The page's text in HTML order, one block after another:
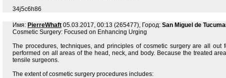
34j5c6h86
Имя: PierreWhaft 05.03.2017, 00:13 (265477), Город: San Miguel de
Cosmetic Surgery: Focused on Enhancing Urging
The procedures, techniques, and principles of cosmetic surgery are all
performed on all areas of the head, neck, and body. Because the treated
tensile surgeons.
The extent of cosmetic surgery procedures includes: